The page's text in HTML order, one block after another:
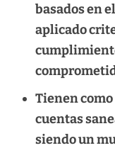
basados en
aplicado
Tienen
cuentas
siendo un